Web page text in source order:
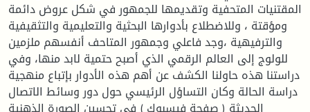
المقتنيات المتحفية وتقديمها للجمهور في شكل عروض دائمة
ومؤقتة ، وللاضطلاع بأدوارها البحثية والتعليمية والتثقيفية
والترفيهية ،وجد فاعلي وجمهور المتاحف أنفسهم ملزمين
للولوج إلى العالم الرقمي الذي أصبح حتمية لابد منها، وفي
دراستنا هذه حاولنا الكشف عن أهم هذه الأدوار بإتباع منهجية
دراسة الحالة وكان التساؤل الرئيسي حول دور وسائط الاتصال